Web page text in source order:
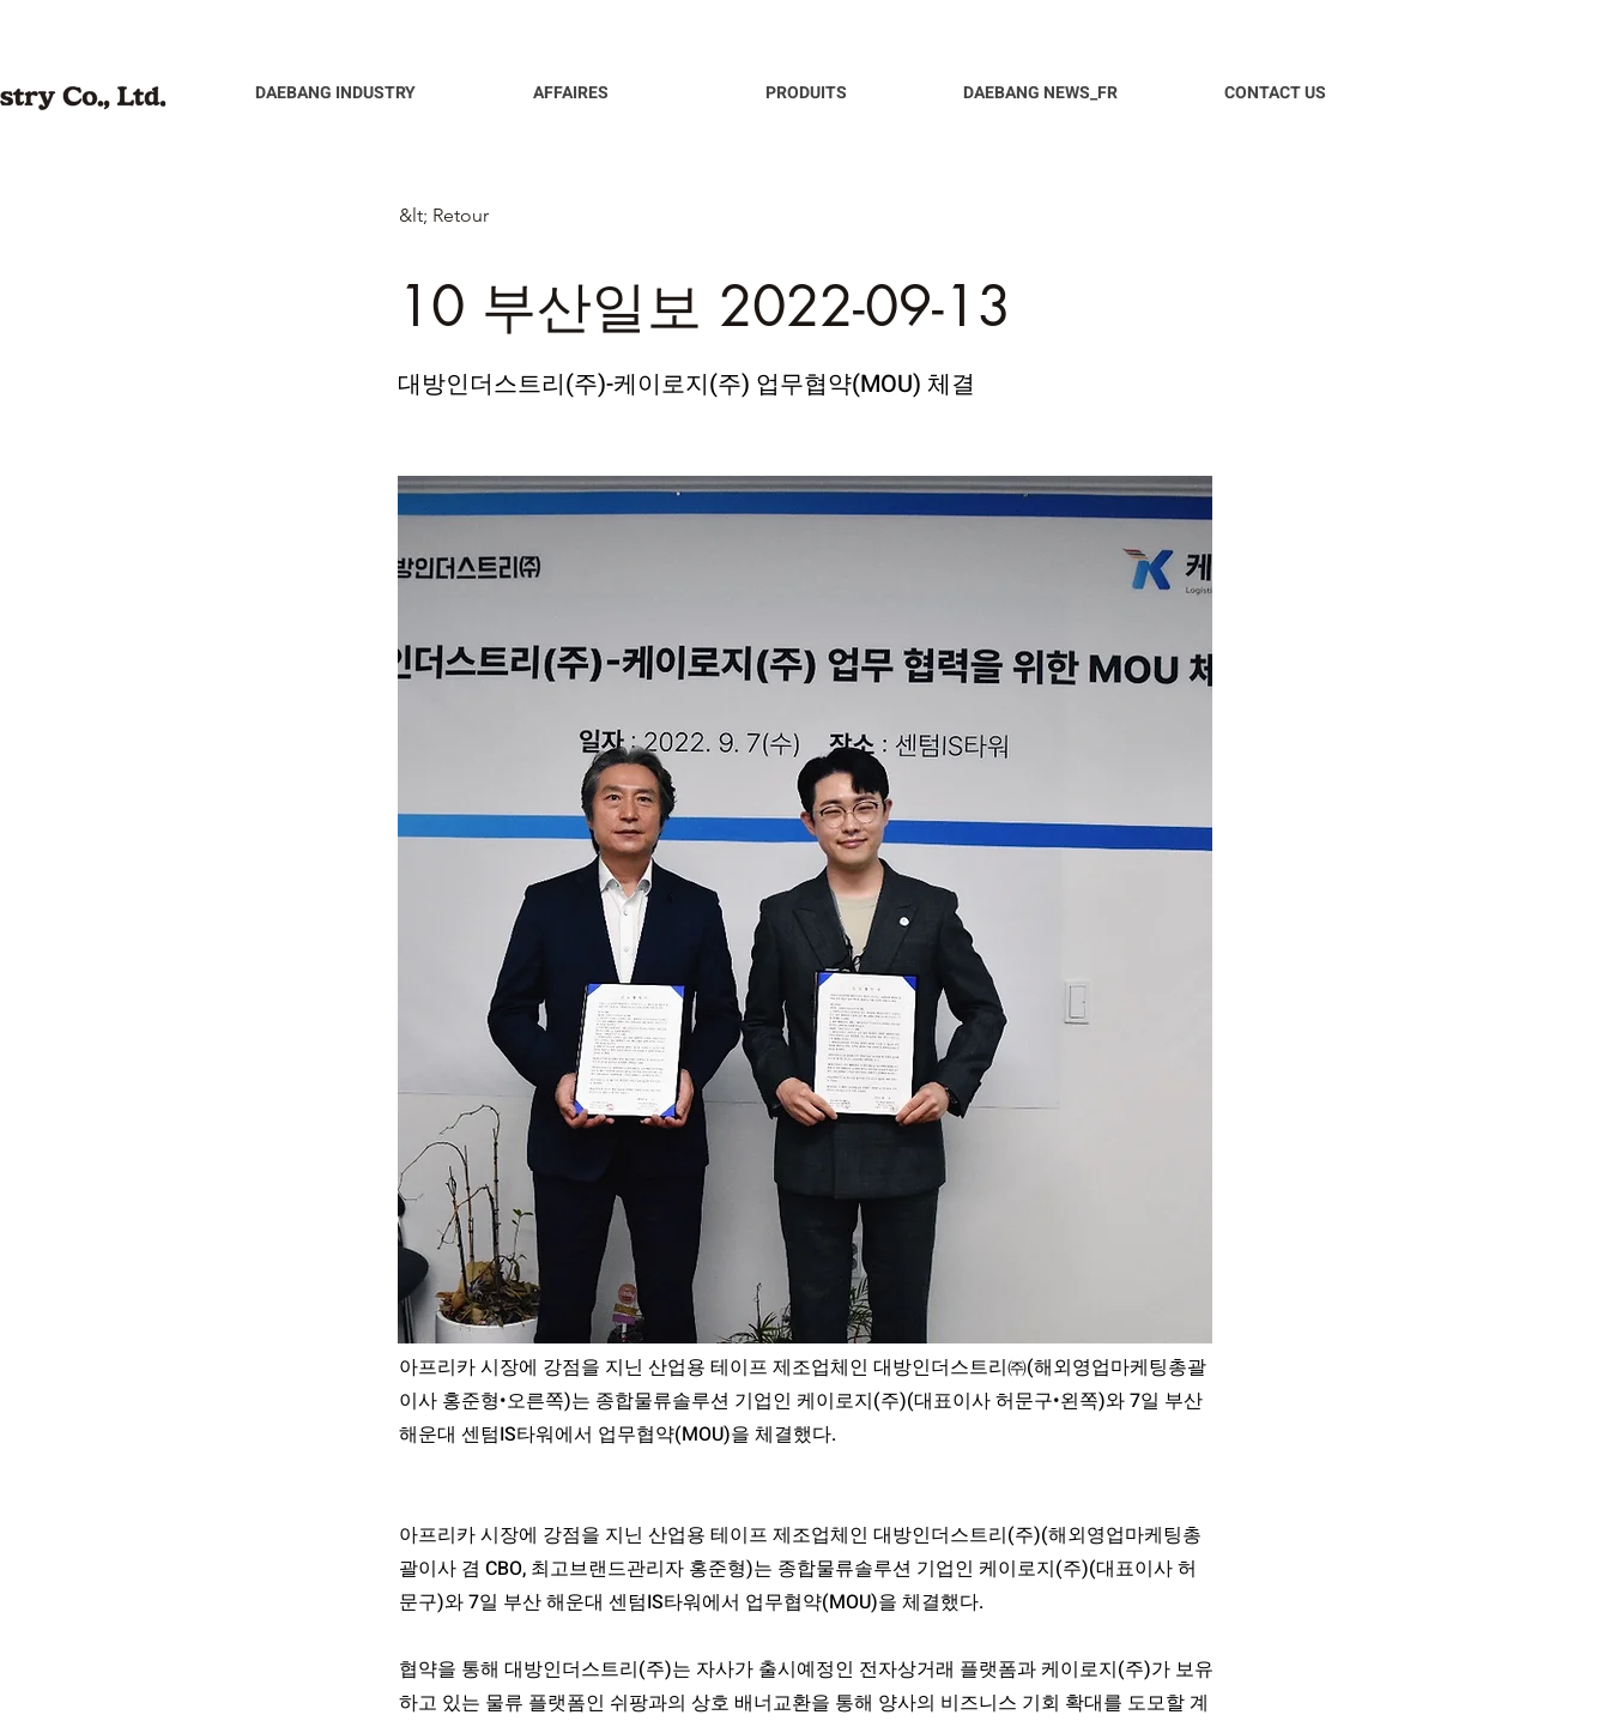
DAEBANG INDUSTRY AFFAIRES PRODUITS DAEBANG NEWS_FR CONTACT US
&lt; Retour
10 부산일보 2022-09-13
대방인더스트리(주)-케이로지(주) 업무협약(MOU) 체결
아프리카 시장에 강점을 지닌 산업용 테이프 제조업체인 대방인더스트리㈜(해외영업마케팅총괄
이사 홍준형•오른쪽)는 종합물류솔루션 기업인 케이로지(주)(대표이사 허문구•왼쪽)와 7일 부산
해운대 센텀IS타워에서 업무협약(MOU)을 체결했다.
아프리카 시장에 강점을 지닌 산업용 테이프 제조업체인 대방인더스트리(주)(해외영업마케팅총
괄이사 겸 CBO, 최고브랜드관리자 홍준형)는 종합물류솔루션 기업인 케이로지(주)(대표이사 허
문구)와 7일 부산 해운대 센텀IS타워에서 업무협약(MOU)을 체결했다.
협약을 통해 대방인더스트리(주)는 자사가 출시예정인 전자상거래 플랫폼과 케이로지(주)가 보유
하고 있는 물류 플랫폼인 쉬팡과의 상호 배너교환을 통해 양사의 비즈니스 기회 확대를 도모할 계